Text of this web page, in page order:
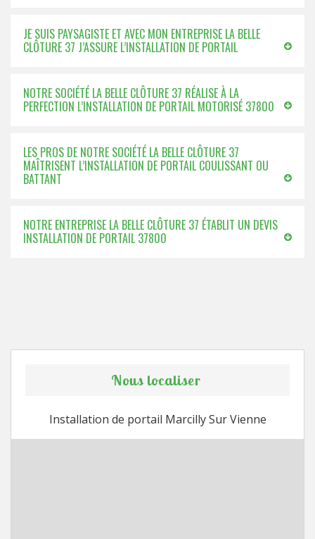
JE SUIS PAYSAGISTE ET AVEC MON ENTREPRISE LA BELLE
CLÔTURE 37 J’ASSURE L’INSTALLATION DE PORTAIL
NOTRE SOCIÉTÉ LA BELLE CLÔTURE 37 RÉALISE À LA
PERFECTION L’INSTALLATION DE PORTAIL MOTORISÉ 37800
LES PROS DE NOTRE SOCIÉTÉ LA BELLE CLÔTURE 37
MAÎTRISENT L’INSTALLATION DE PORTAIL COULISSANT OU
BATTANT
NOTRE ENTREPRISE LA BELLE CLÔTURE 37 ÉTABLIT UN DEVIS
INSTALLATION DE PORTAIL 37800
Nous localiser
Installation de portail Marcilly Sur Vienne